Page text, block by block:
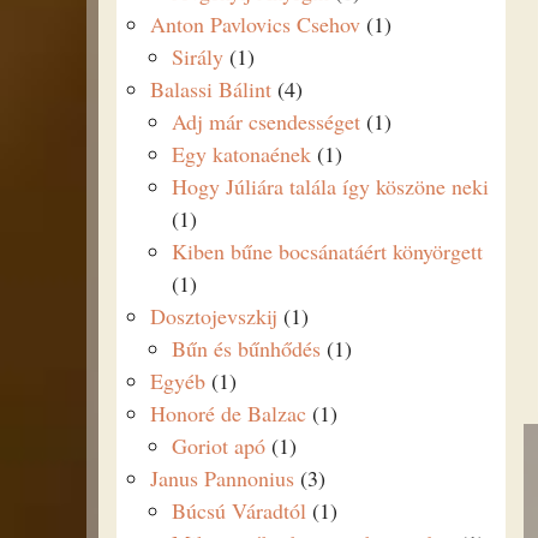
Anton Pavlovics Csehov (1)
Sirály (1)
Balassi Bálint (4)
Adj már csendességet (1)
Egy katonaének (1)
Hogy Júliára talála így köszöne neki
(1)
Kiben bűne bocsánatáért könyörgett
(1)
Dosztojevszkij (1)
Bűn és bűnhődés (1)
Egyéb (1)
Honoré de Balzac (1)
Goriot apó (1)
Janus Pannonius (3)
Búcsú Váradtól (1)